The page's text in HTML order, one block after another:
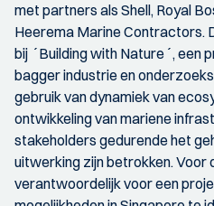
met partners als Shell, Royal
Heerema Marine Contractors.
bij ´Building with Nature´, een
bagger industrie en
gebruik van dynamiek van
ontwikkeling van mariene
stakeholders gedurende het
uitwerking zijn betrokken. Voor
verantwoordelijk voor een